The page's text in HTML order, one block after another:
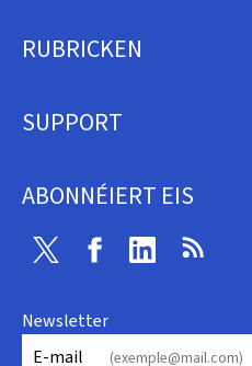
Fousszeil
RUBRICKEN
SUPPORT
ABONNÉIERT EIS
Twitter FacebookLinkedin
Newsletter
E-mail